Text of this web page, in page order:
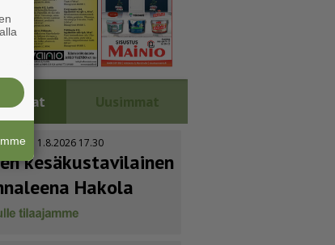
Uusimmat
1.8.2026 17.30
kesäkus­ta­vi­lainen
Hakola